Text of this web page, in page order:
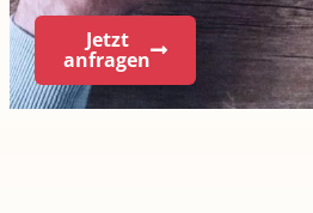
Jetzt
anfragen